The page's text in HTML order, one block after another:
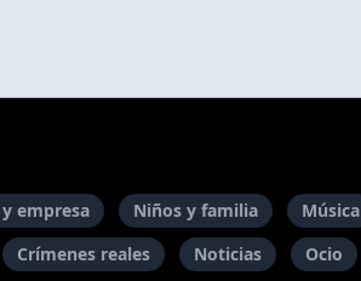
empresa Niños y familia Música
Crímenes reales Noticias Ocio